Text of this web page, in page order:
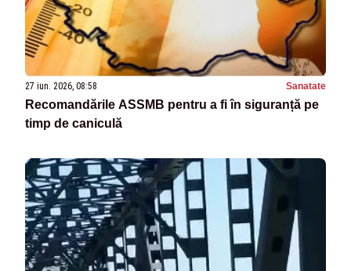
27 iun. 2026, 08:58 Sanatate
Recomandările ASSMB pentru a fi în siguranță pe
timp de caniculă